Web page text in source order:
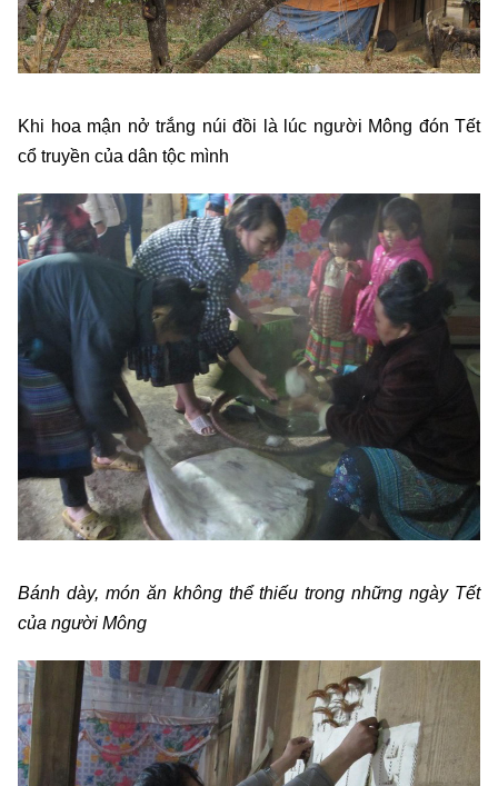
Khi hoa mận nở trắng núi đồi là lúc người Mông đón Tết
cổ truyền của dân tộc mình
Bánh dày, món ăn không thể thiếu trong những ngày Tết
của người Mông